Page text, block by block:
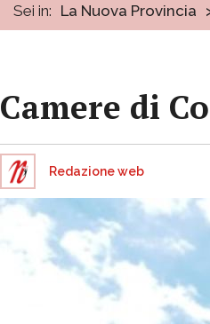
Sei in: La Nuova Provincia
Camere di
Redazione web